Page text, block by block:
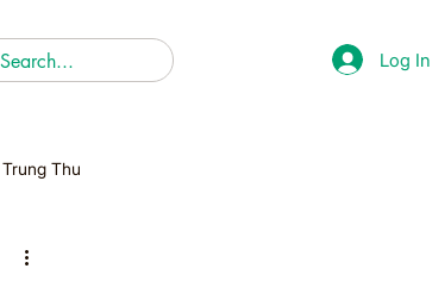
Log In
Trung Thu